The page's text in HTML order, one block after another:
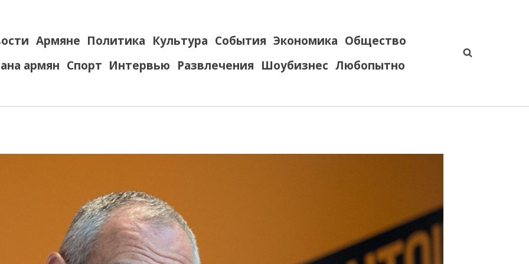
Армяне Политика Культура События Экономика Общество
армян Спорт Интервью Развлечения Шоубизнес Любопытно